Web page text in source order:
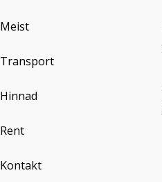
Meist
Transport
Hinnad
Rent
Kontakt